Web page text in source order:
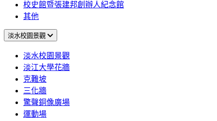
校史館暨張建邦創辦人紀念館
其他
淡水校園景觀
淡水校園景觀
淡江大學花牆
克難坡
三化牆
驚聲銅像廣場
運動場